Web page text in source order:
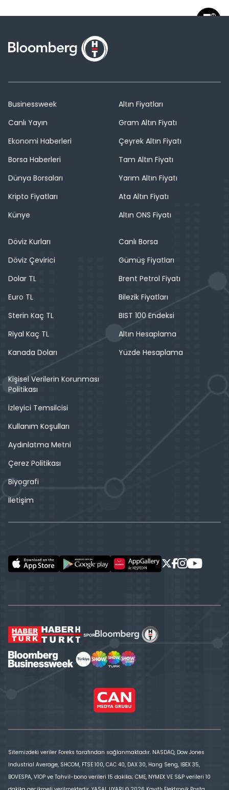
Businessweek
Canlı Yayın
Ekonomi Haberleri
Borsa Haberleri
Dünya Borsaları
Kripto Fiyatları
Künye
Altın Fiyatları
Gram Altın Fiyatı
Çeyrek Altın Fiyatı
Tam Altın Fiyatı
Yarım Altın Fiyatı
Ata Altın Fiyatı
Altın ONS Fiyatı
Döviz Kurları
Döviz Çevirici
Dolar TL
Euro TL
Sterin Kaç TL
Riyal Kaç TL
Kanada Doları
Canlı Borsa
Gümüş Fiyatları
Brent Petrol Fiyatı
Bilezik Fiyatları
BIST 100 Endeksi
Altın Hesaplama
Yüzde Hesaplama
Kişisel Verilerin Korunması
Politikası
İzleyici Temsilcisi
Kullanım Koşulları
Aydınlatma Metni
Çerez Politikası
Biyografi
İletişim
Sitemizdeki veriler Foreks tarafından sağlanmaktadır. NASDAQ, Dow Jones
Industrial Average, SHCOM, FTSE 100, CAC 40, DAX 30, Hang Seng, IBEX 35,
BOVESPA, VİOP ve Tahvil-bono verileri 15 dakika; CME, NYMEX VE S&P verileri 10